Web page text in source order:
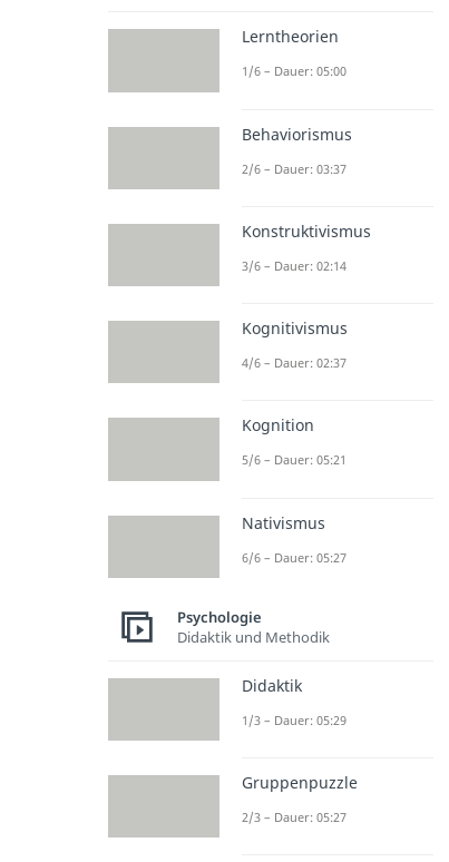
Lerntheorien
1/6 – Dauer: 05:00
Behaviorismus
2/6 – Dauer: 03:37
Konstruktivismus
3/6 – Dauer: 02:14
Kognitivismus
4/6 – Dauer: 02:37
Kognition
5/6 – Dauer: 05:21
Nativismus
6/6 – Dauer: 05:27
Psychologie
Didaktik und Methodik
Didaktik
1/3 – Dauer: 05:29
Gruppenpuzzle
2/3 – Dauer: 05:27